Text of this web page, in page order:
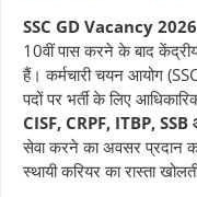
a
c
e
b
o
h
a
t
s
A
e
l
e
g
r
SSC GD Vacancy 2026
10वीं पास करने के बाद
हैं। कर्मचारी चयन आयोग
पदों पर भर्ती के लिए
CISF, CRPF, ITBP,
सेवा करने का अवसर प्रदान
स्थायी करियर का रास्ता